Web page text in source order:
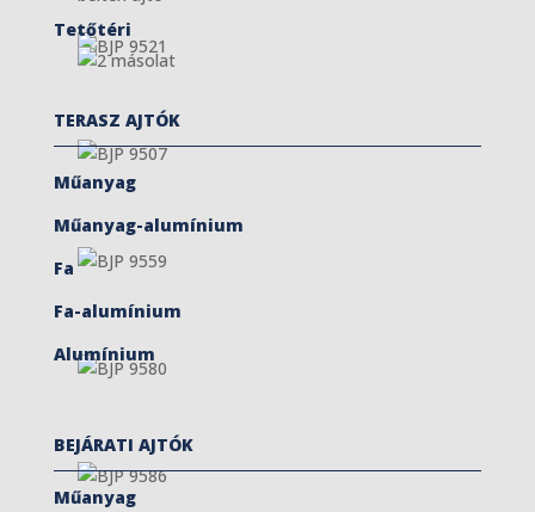
Tetőtéri
TERASZ AJTÓK
Műanyag
Műanyag-alumínium
Fa
Fa-alumínium
Alumínium
BEJÁRATI AJTÓK
Műanyag